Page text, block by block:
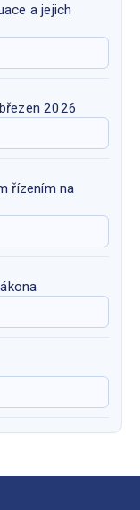
a jejich
2026
řízením na